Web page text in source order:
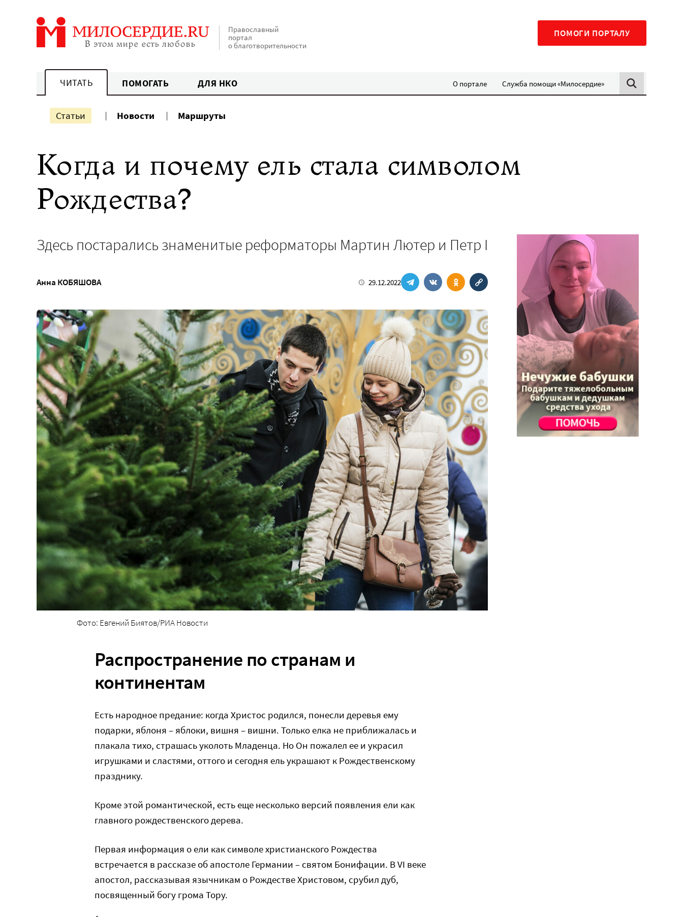
Православный
портал
о благотворительности
ПОМОГИ ПОРТАЛУ
ЧИТАТЬ ПОМОГАТЬ ДЛЯ НКО О портале Служба помощи «Милосердие»
Статьи Новости Маршруты
Когда и почему ель стала символом
Рождества?
Здесь постарались знаменитые реформаторы Мартин Лютер и Петр I
Анна КОБЯШОВА 29.12.2022
Фото: Евгений Биятов/РИА Новости
Распространение по странам и
континентам
Есть народное предание: когда Христос родился, понесли деревья ему
подарки, яблоня – яблоки, вишня – вишни. Только елка не приближалась и
плакала тихо, страшась уколоть Младенца. Но Он пожалел ее и украсил
игрушками и сластями, оттого и сегодня ель украшают к Рождественскому
празднику.
Кроме этой романтической, есть еще несколько версий появления ели как
главного рождественского дерева.
Первая информация о ели как символе христианского Рождества
встречается в рассказе об апостоле Германии – святом Бонифации. В VI веке
апостол, рассказывая язычникам о Рождестве Христовом, срубил дуб,
посвященный богу грома Тору.